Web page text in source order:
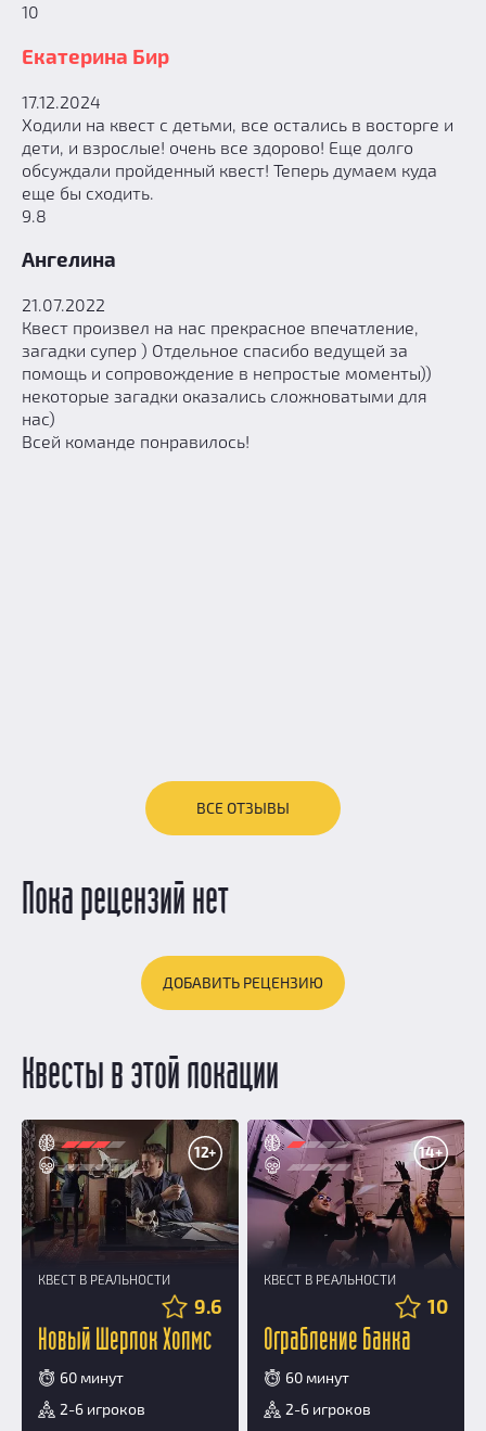
10
Екатерина Бир
17.12.2024
Ходили на квест с детьми, все остались в восторге и
дети, и взрослые! очень все здорово! Еще долго
обсуждали пройденный квест! Теперь думаем куда
еще бы сходить.
9.8
Ангелина
21.07.2022
Квест произвел на нас прекрасное впечатление,
загадки супер ) Отдельное спасибо ведущей за
помощь и сопровождение в непростые моменты))
некоторые загадки оказались сложноватыми для
нас)
Всей команде понравилось!
ВСЕ ОТЗЫВЫ
Пока рецензий нет
ДОБАВИТЬ РЕЦЕНЗИЮ
Квесты в этой локации
12+
КВЕСТ В РЕАЛЬНОСТИ
9.6
Новый Шерлок Холмс
60 минут
2-6 игроков
14+
КВЕСТ В РЕАЛЬНОСТИ
10
Ограбление банка
60 минут
2-6 игроков